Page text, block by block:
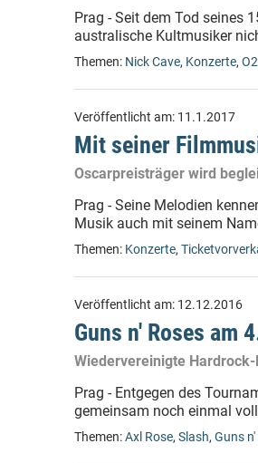
Prag - Seit dem Tod seines
australische Kultmusiker
Themen: Nick Cave, Konzerte,
Veröffentlicht am: 11.1.2017
Mit seiner
Oscarpreisträger wird
Prag - Seine Melodien
Musik auch mit seinem
Themen: Konzerte,
Veröffentlicht am: 12.12.2016
Guns n' Roses am
Wiedervereinigte
Prag - Entgegen des
gemeinsam noch einmal
Themen:Axl Rose, Slash, Guns